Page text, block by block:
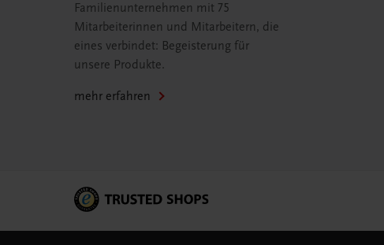
Familienunternehmen mit 75
Mitarbeiterinnen und Mitarbeitern, die
eines verbindet: Begeisterung für
unsere Produkte.
mehr erfahren